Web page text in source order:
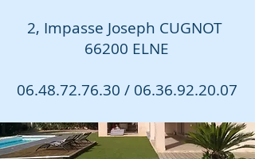
2, Impasse Joseph CUGNOT
66200 ELNE
06.48.72.76.30 / 06.36.92.20.07